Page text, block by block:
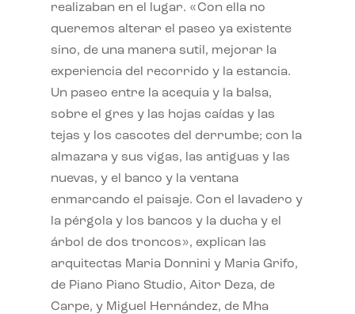
realizaban en el lugar. «Con ella no
queremos alterar el paseo ya existente
sino, de una manera sutil, mejorar la
experiencia del recorrido y la estancia.
Un paseo entre la acequia y la balsa,
sobre el gres y las hojas caídas y las
tejas y los cascotes del derrumbe; con la
almazara y sus vigas, las antiguas y las
nuevas, y el banco y la ventana
enmarcando el paisaje. Con el lavadero y
la pérgola y los bancos y la ducha y el
árbol de dos troncos», explican las
arquitectas Maria Donnini y Maria Grifo,
de Piano Piano Studio, Aitor Deza, de
Carpe, y Miguel Hernández, de Mha